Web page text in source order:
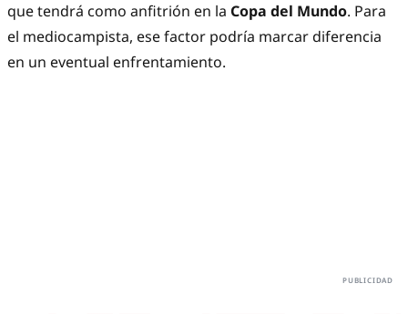
que tendrá como anfitrión en la Copa del Mundo. Para
el mediocampista, ese factor podría marcar diferencia
en un eventual enfrentamiento.